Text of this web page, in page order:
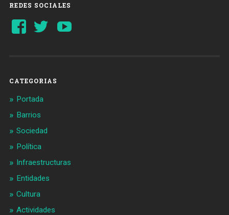
REDES SOCIALES
Ver
perfil
Ver
perfil
CATEGORIAS
Portada
Barrios
Sociedad
Política
Infraestructuras
Entidades
Cultura
Actividades